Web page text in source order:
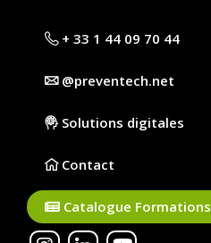
+ 33 1 44 09 70 44
@preventech.net
Solutions digitales
Contact
Catalogue Formations